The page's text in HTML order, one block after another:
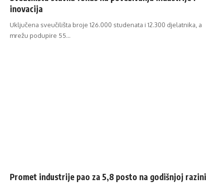
inovacija
Uključena sveučilišta broje 126.000 studenata i 12.300 djelatnika, a
mrežu podupire 55…
Promet industrije pao za 5,8 posto na godišnjoj razini